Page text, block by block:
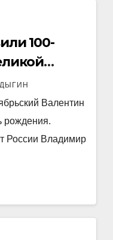
100-
Валентин
рождения.
России Владимир